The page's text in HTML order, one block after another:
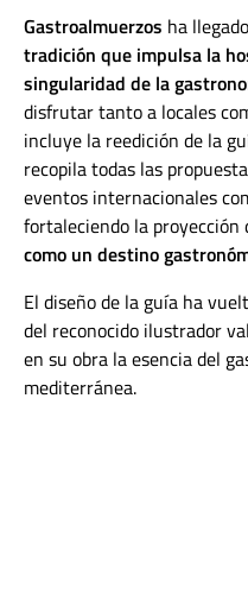
Gastroalmuerzos ha
tradición que impulsa la
singularidad de la
disfrutar tanto a locales
incluye la reedición de la
recopila todas las
eventos internacionales
fortaleciendo la proyección
como un destino
El diseño de la guía ha
del reconocido ilustrador
en su obra la esencia del
mediterránea.